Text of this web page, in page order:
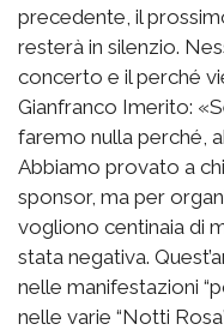
precedente, il
resterà in silenzio.
concerto e il perché
Gianfranco Imerito:
faremo nulla perché,
Abbiamo provato a
sponsor, ma per
vogliono centinaia di
stata negativa.
nelle manifestazioni
nelle varie “Notti